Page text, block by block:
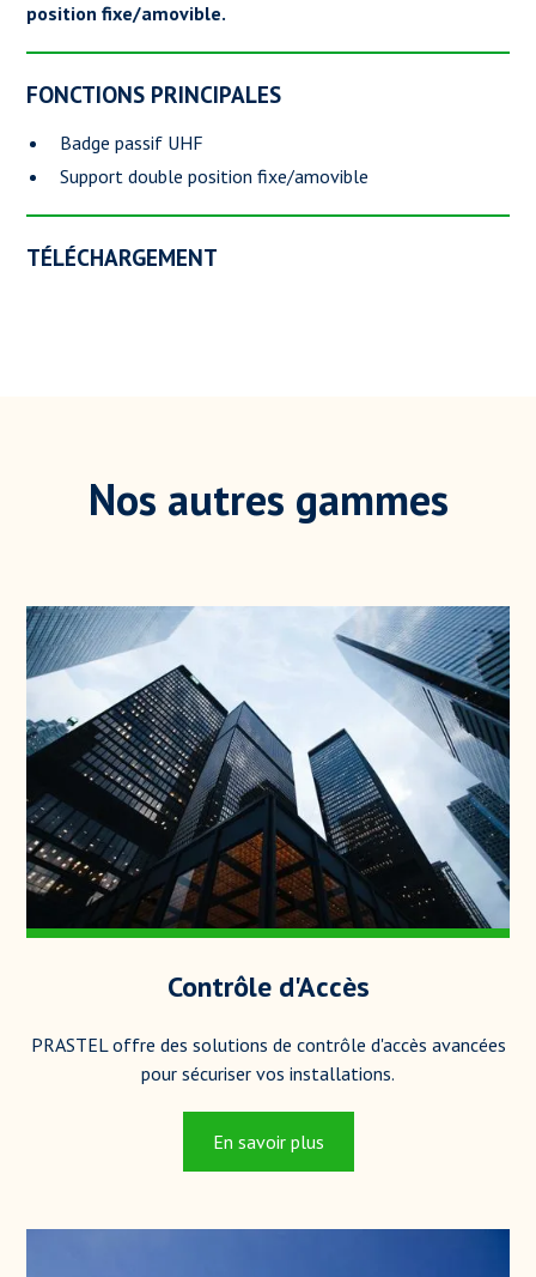
position fixe/amovible.
FONCTIONS PRINCIPALES
Badge passif UHF
Support double position fixe/amovible
TÉLÉCHARGEMENT
Nos autres gammes
Contrôle d'Accès
PRASTEL offre des solutions de contrôle d'accès avancées
pour sécuriser vos installations.
En savoir plus